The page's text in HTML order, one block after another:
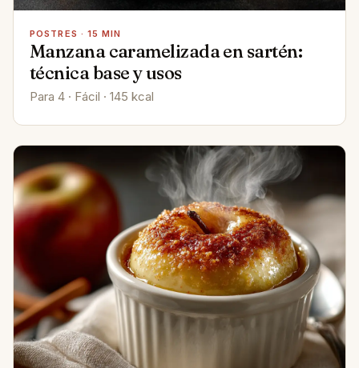
POSTRES · 15 MIN
Manzana caramelizada en sartén:
técnica base y usos
Para 4 · Fácil · 145 kcal